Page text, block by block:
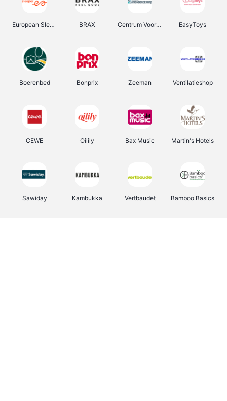
European Sleeper BRAX Centrum Voor Avondonderwijs EasyToys
Boerenbed Bonprix Zeeman Ventilatieshop
CEWE Oilily Bax Music Martin's Hotels
Sawiday Kambukka Vertbaudet Bamboo Basics